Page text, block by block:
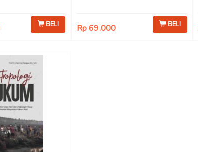
BELI Rp 69.000 BELI